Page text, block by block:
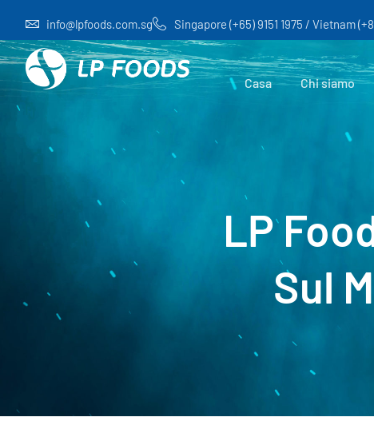
info@lpfoods.com.sg Singapore (+65) 9151 1975 / Vietnam
Casa Chi siamo
LP
Sul